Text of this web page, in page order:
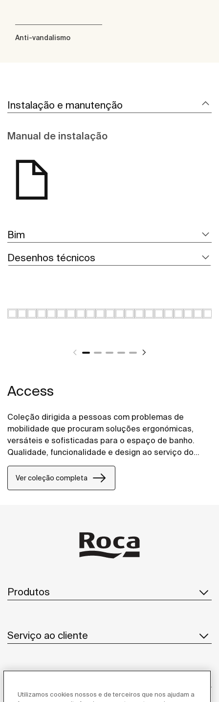
Anti-vandalismo
Instalação e manutenção
Manual de instalação
Bim
Desenhos técnicos
Access
Coleção dirigida a pessoas com problemas de
mobilidade que procuram soluções ergonómicas,
versáteis e sofisticadas para o espaço de banho.
Qualidade, funcionalidade e design ao serviço do
bem-estar e conforto para todas as necessidades.
Ver coleção completa
Produtos
Serviço ao cliente
Utilizamos cookies nossos e de terceiros que nos ajudam a